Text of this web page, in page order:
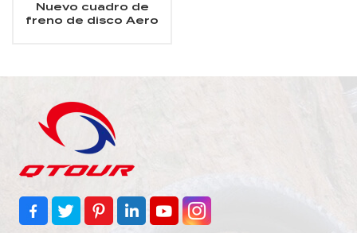
Nuevo cuadro de
freno de disco Aero